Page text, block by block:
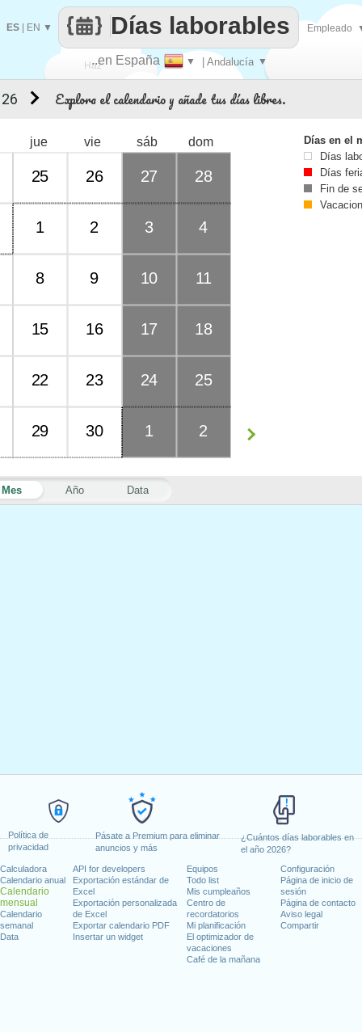
Política de
privacidad
Pásate a Premium para eliminar
anuncios y más
¿Cuántos días laborables en
el año 2026?
Calculadora
Calendario anual
Calendario
mensual
Calendario
semanal
Data
API for developers
Exportación estándar de
Excel
Exportación personalizada
de Excel
Exportar calendario PDF
Insertar un widget
Equipos
Todo list
Mis cumpleaños
Centro de
recordatorios
Mi planificación
El optimizador de
vacaciones
Café de la mañana
Configuración
Página de inicio de
sesión
Página de contacto
Aviso legal
Compartir
Haz..en España ▼ | Andalucía ▼
Días laborables
ES EN ▼ Empleado
Explora el calendario y añade tus días libres.
Mes Año Data
jue vie sáb dom
25 26 27 28
1 2 3 4
8 9 10 11
15 16 17 18
22 23 24 25
29 30 1 2
Días en el
Días
Días
Fin de